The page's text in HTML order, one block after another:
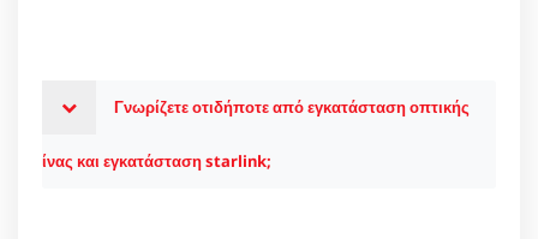
Γνωρίζετε οτιδήποτε από εγκατάσταση οπτικής
ίνας και εγκατάσταση starlink;